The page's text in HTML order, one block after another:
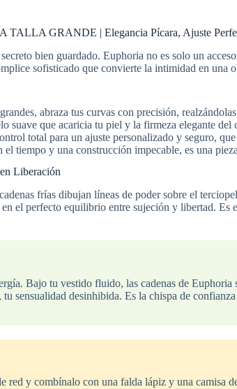
GRANDE | Elegancia Pícara, Ajuste
bien guardado. Euphoria no es solo un
sofisticado que convierte la intimidad en una
abraza tus curvas con precisión,
suave que acaricia tu piel y la firmeza elegante
total para un ajuste personalizado y seguro,
el tiempo y una construcción impecable, es una
Liberación
frías dibujan líneas de poder sobre el
el perfecto equilibrio entre sujeción y libertad.
Bajo tu vestido fluido, las cadenas de
sensualidad desinhibida. Es la chispa de
y combínalo con una falda lápiz y una camisa